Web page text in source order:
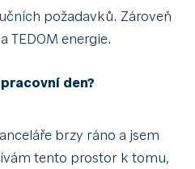
požadavků. Zároveň
TEDOM energie.
den?
brzy ráno a jsem
tento prostor k tomu,